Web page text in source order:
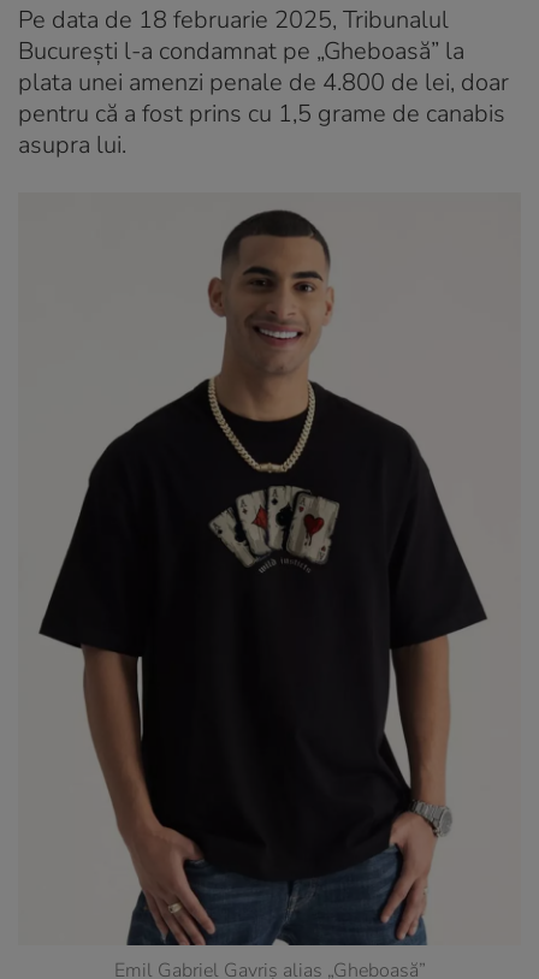
Pe data de 18 februarie 2025, Tribunalul
București l-a condamnat pe „Gheboasă” la
plata unei amenzi penale de 4.800 de lei, doar
pentru că a fost prins cu 1,5 grame de canabis
asupra lui.
Emil Gabriel Gavriș alias „Gheboasă”